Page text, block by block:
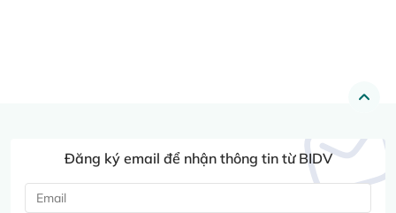
Đăng ký email để nhận thông tin từ BIDV